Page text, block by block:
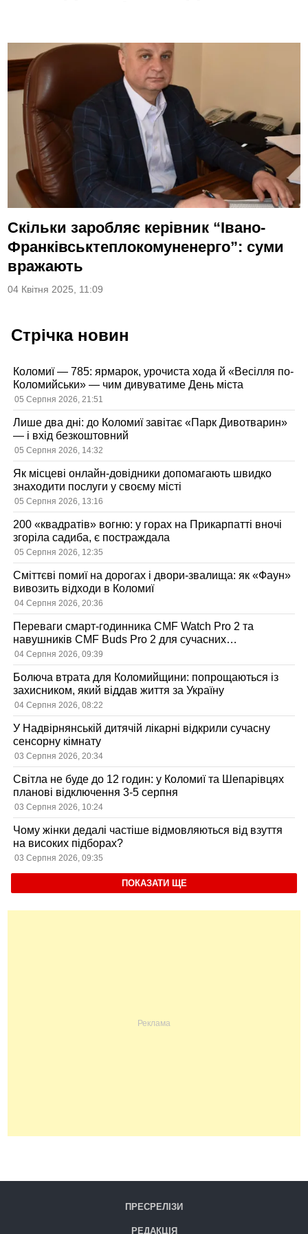
Скільки заробляє керівник “Івано-
Франківськтеплокомуненерго”: суми
вражають
04 Квітня 2025, 11:09
Стрічка новин
Коломиї — 785: ярмарок, урочиста хода й «Весілля по-
Коломийськи» — чим дивуватиме День міста
05 Серпня 2026, 21:51
Лише два дні: до Коломиї завітає «Парк Дивотварин»
— і вхід безкоштовний
05 Серпня 2026, 14:32
Як місцеві онлайн-довідники допомагають швидко
знаходити послуги у своєму місті
05 Серпня 2026, 13:16
200 «квадратів» вогню: у горах на Прикарпатті вночі
згоріла садиба, є постраждала
05 Серпня 2026, 12:35
Сміттєві помиї на дорогах і двори-звалища: як «Фаун»
вивозить відходи в Коломиї
04 Серпня 2026, 20:36
Переваги смарт-годинника CMF Watch Pro 2 та
навушників CMF Buds Pro 2 для сучасних
користувачів
04 Серпня 2026, 09:39
Болюча втрата для Коломийщини: попрощаються із
захисником, який віддав життя за Україну
04 Серпня 2026, 08:22
У Надвірнянській дитячій лікарні відкрили сучасну
сенсорну кімнату
03 Серпня 2026, 20:34
Світла не буде до 12 годин: у Коломиї та Шепарівцях
планові відключення 3-5 серпня
03 Серпня 2026, 10:24
Чому жінки дедалі частіше відмовляються від взуття
на високих підборах?
03 Серпня 2026, 09:35
ПОКАЗАТИ ЩЕ
ПРЕСРЕЛІЗИ
РЕДАКЦІЯ